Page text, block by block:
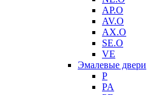
AP.O
AV.O
AX.O
SE.O
VE
Эмалевые двери
P
PA